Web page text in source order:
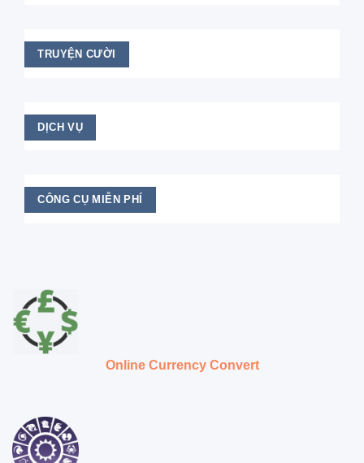
TRUYỆN CƯỜI
DỊCH VỤ
CÔNG CỤ MIỄN PHÍ
Online Currency Convert